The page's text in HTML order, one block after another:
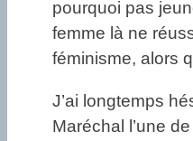
pourquoi pas
femme là ne
féminisme, alors
J’ai longtemps
Maréchal l’une